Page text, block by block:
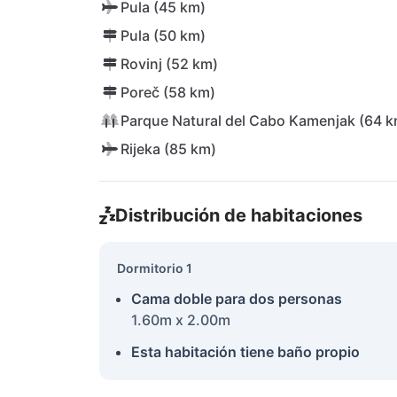
Pula (45 km)
Pula (50 km)
Rovinj (52 km)
Poreč (58 km)
Parque Natural del Cabo Kamenjak (64
Rijeka (85 km)
Distribución de habitaciones
Dormitorio 1
Cama doble para dos personas
1.60m x 2.00m
Esta habitación tiene baño propio